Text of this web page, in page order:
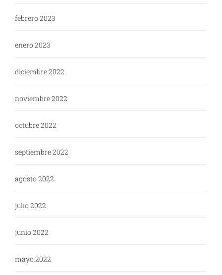
febrero 2023
enero 2023
diciembre 2022
noviembre 2022
octubre 2022
septiembre 2022
agosto 2022
julio 2022
junio 2022
mayo 2022